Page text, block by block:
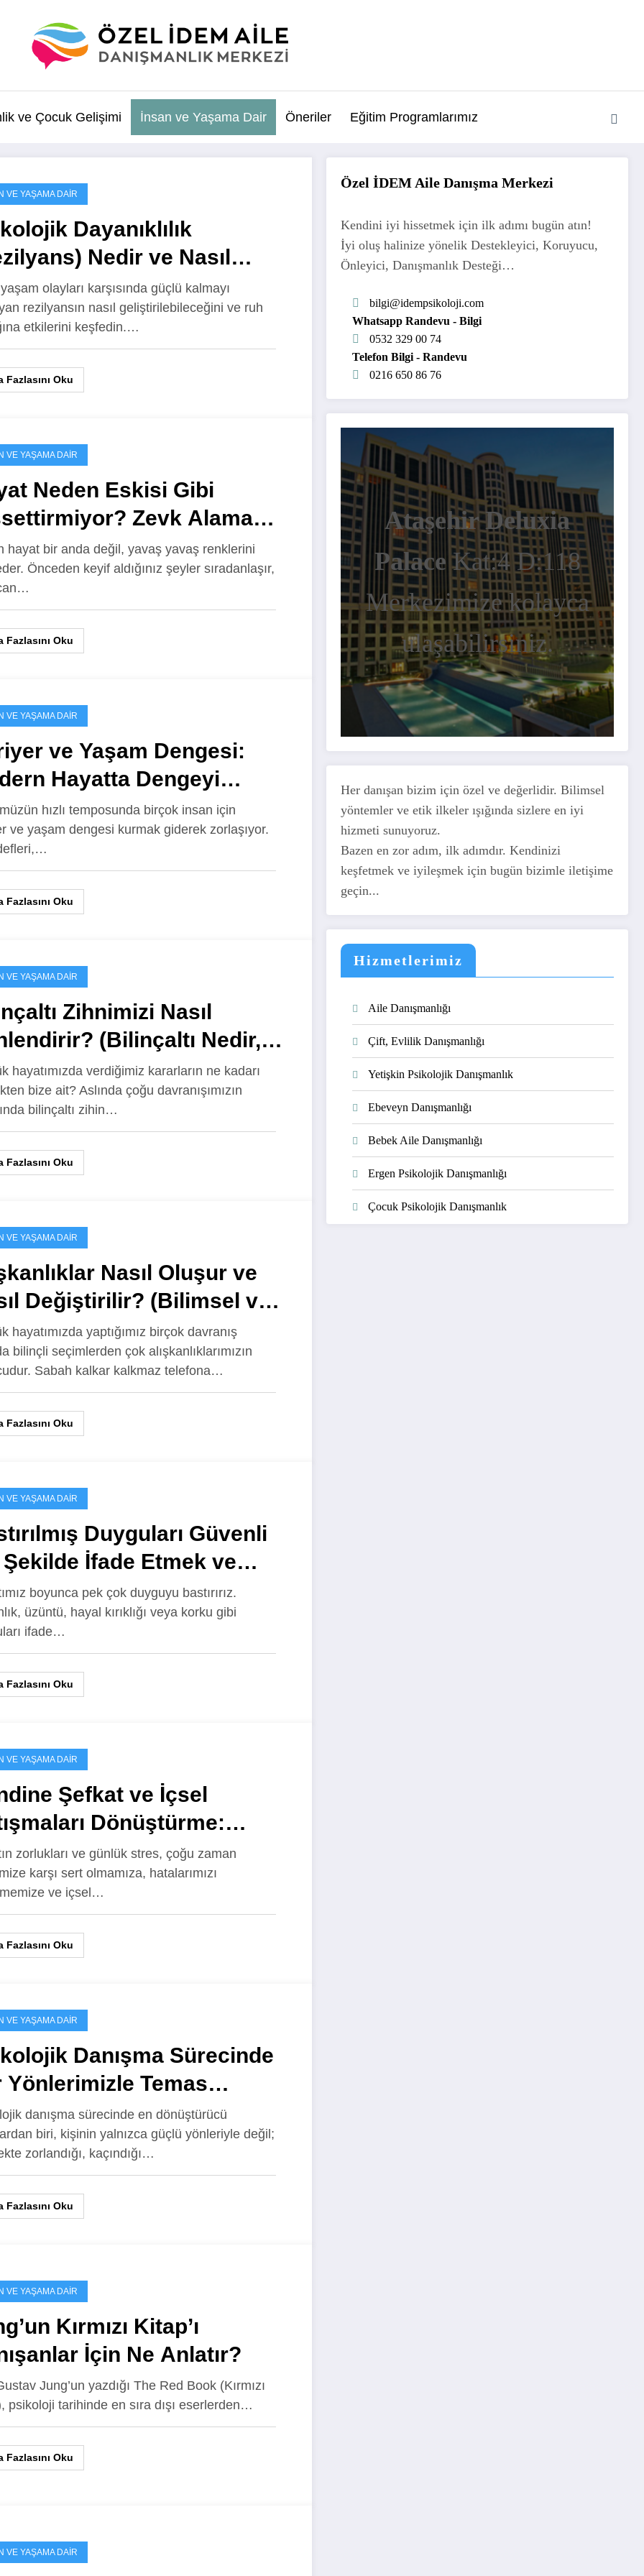
ve Çocuk Gelişimi İnsan ve Yaşama Dair Öneriler Eğitim Programlarımız
VE YAŞAMA DAIR
Dayanıklılık
Nedir ve Nasıl
olayları karşısında güçlü kalmayı
rezilyansın nasıl geliştirilebileceğini ve ruh
etkilerini keşfedin.…
Fazlasını Oku
VE YAŞAMA DAIR
Neden Eskisi Gibi
Zevk Alamama
Derinlemesine
Bir Rehber
hayat bir anda değil, yavaş yavaş renklerini
Önceden keyif aldığınız şeyler sıradanlaşır,
Fazlasını Oku
VE YAŞAMA DAIR
ve Yaşam Dengesi:
Hayatta Dengeyi
Yolları
hızlı temposunda birçok insan için
ve yaşam dengesi kurmak giderek zorlaşıyor.
Fazlasını Oku
VE YAŞAMA DAIR
Zihnimizi Nasıl
(Bilinçaltı Nedir,
Çalışır?)
hayatımızda verdiğimiz kararların ne kadarı
bize ait? Aslında çoğu davranışımızın
bilinçaltı zihin…
Fazlasını Oku
VE YAŞAMA DAIR
Nasıl Oluşur ve
Değiştirilir? (Bilimsel ve
Yöntemler)
hayatımızda yaptığımız birçok davranış
bilinçli seçimlerden çok alışkanlıklarımızın
Sabah kalkar kalkmaz telefona…
Fazlasını Oku
VE YAŞAMA DAIR
Duyguları Güvenli
İfade Etmek ve
Anlaşılmak
boyunca pek çok duyguyu bastırırız.
üzüntü, hayal kırıklığı veya korku gibi
ifade…
Fazlasını Oku
VE YAŞAMA DAIR
Şefkat ve İçsel
Dönüştürme:
Danışma ile İçsel
zorlukları ve günlük stres, çoğu zaman
karşı sert olmamıza, hatalarımızı
ve içsel…
Fazlasını Oku
VE YAŞAMA DAIR
Danışma Sürecinde
Yönlerimizle Temas
danışma sürecinde en dönüştürücü
biri, kişinin yalnızca güçlü yönleriyle değil;
zorlandığı, kaçındığı…
Fazlasını Oku
VE YAŞAMA DAIR
Kırmızı Kitap’ı
İçin Ne Anlatır?
Jung’un yazdığı The Red Book (Kırmızı
psikoloji tarihinde en sıra dışı eserlerden…
Fazlasını Oku
VE YAŞAMA DAIR
Özel İDEM Aile Danışma Merkezi
Kendini iyi hissetmek için ilk adımı bugün atın!
İyi oluş halinize yönelik Destekleyici, Koruyucu,
Önleyici, Danışmanlık Desteği…
bilgi@idempsikoloji.com
Whatsapp Randevu - Bilgi
0532 329 00 74
Telefon Bilgi - Randevu
0216 650 86 76
Ataşehir Deluxia
Palace Kat:4 D:118
Merkezimize kolayca
ulaşabilirsiniz.
Her danışan bizim için özel ve değerlidir. Bilimsel
yöntemler ve etik ilkeler ışığında sizlere en iyi
hizmeti sunuyoruz.
Bazen en zor adım, ilk adımdır. Kendinizi
keşfetmek ve iyileşmek için bugün bizimle iletişime
geçin...
Hizmetlerimiz
Aile Danışmanlığı
Çift, Evlilik Danışmanlığı
Yetişkin Psikolojik Danışmanlık
Ebeveyn Danışmanlığı
Bebek Aile Danışmanlığı
Ergen Psikolojik Danışmanlığı
Çocuk Psikolojik Danışmanlık